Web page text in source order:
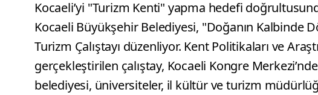
Kocaeli’yi "Turizm Kenti" yapma hedefi
Kocaeli Büyükşehir Belediyesi, "Doğanın Kalbinde
Turizm Çalıştayı düzenliyor. Kent Politikaları ve
gerçekleştirilen çalıştay, Kocaeli Kongre
belediyesi, üniversiteler, il kültür ve turizm